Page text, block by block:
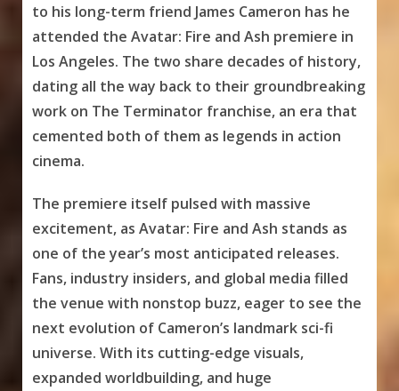
to his long-term friend James Cameron has he
attended the Avatar: Fire and Ash premiere in
Los Angeles. The two share decades of history,
dating all the way back to their groundbreaking
work on The Terminator franchise, an era that
cemented both of them as legends in action
cinema.
The premiere itself pulsed with massive
excitement, as Avatar: Fire and Ash stands as
one of the year’s most anticipated releases.
Fans, industry insiders, and global media filled
the venue with nonstop buzz, eager to see the
next evolution of Cameron’s landmark sci-fi
universe. With its cutting-edge visuals,
expanded worldbuilding, and huge